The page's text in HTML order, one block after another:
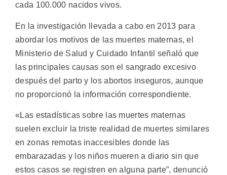
cada 100.000 nacidos vivos.
En la investigación llevada a cabo en 2013 para
abordar los motivos de las muertes maternas, el
Ministerio de Salud y Cuidado Infantil señaló que
las principales causas son el sangrado excesivo
después del parto y los abortos inseguros, aunque
no proporcionó la información correspondiente.
«Las estadísticas sobre las muertes maternas
suelen excluir la triste realidad de muertes similares
en zonas remotas inaccesibles donde las
embarazadas y los niños mueren a diario sin que
estos casos se registren en alguna parte”, denunció